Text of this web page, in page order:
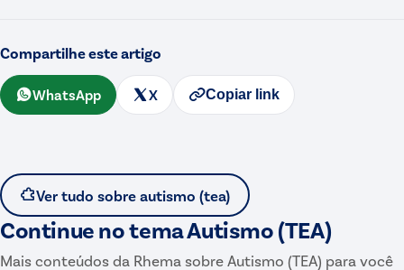
Compartilhe este artigo
WhatsApp X Copiar link
Ver tudo sobre autismo (tea)
Continue no temaAutismo (TEA)
Mais conteúdos da Rhema sobre Autismo (TEA) para você